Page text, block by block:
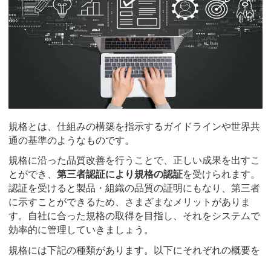
規格とは、仕組みの構築を指示するガイドラインや世界共
通の基準のようなものです。
規格に沿った品質改善を行うことで、正しい成果を出すこ
とができ、 第三者認証により規格の認証を受けられます。
認証を受けると製品・組織の品質の証明にもなり、第三者
に示すことができるため、さまざまなメリットがありま
す。自社に合った規格の取得を目指し、それをシステムで
効率的に管理していきましょう。
規格には下記の種類があります。以下にそれぞれの概要を